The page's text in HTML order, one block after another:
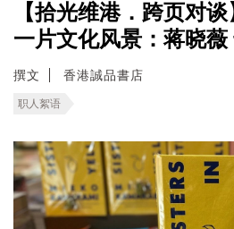
【拾光维港．跨页对
一片文化风景：蒋晓薇
撰文 香港誠品書店
职人絮语